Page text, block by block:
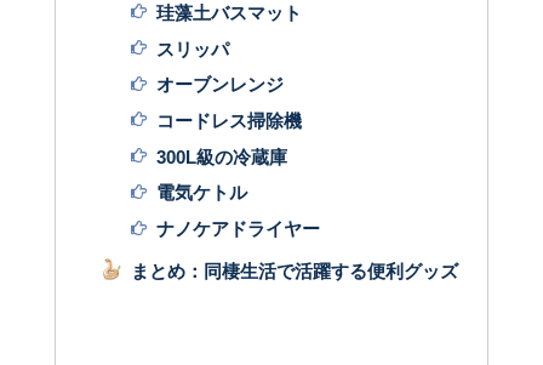
珪藻土バスマット
スリッパ
オーブンレンジ
コードレス掃除機
300L級の冷蔵庫
電気ケトル
ナノケアドライヤー
まとめ：同棲生活で活躍する便利グッズ